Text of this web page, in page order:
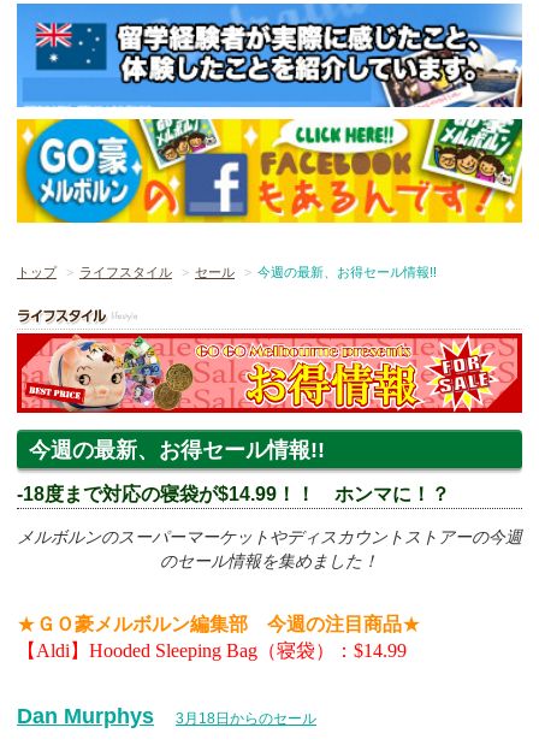
トップ ライフスタイル セール 今週の最新、お得セール情報!!
今週の最新、お得セール情報!!
-18度まで対応の寝袋が$14.99！！ ホンマに！？
メルボルンのスーパーマーケットやディスカウントストアーの今週
のセール情報を集めました！
★ ＧＯ豪メルボルン編集部 今週の注目商品★
【Aldi】Hooded Sleeping Bag（寝袋）：$14.99
Dan Murphys 3月18日からのセール